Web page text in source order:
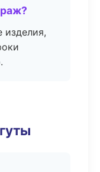
изделия,